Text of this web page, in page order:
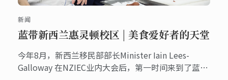
新闻
蓝带新西兰惠灵顿校区 | 美食爱好者的天堂
今年8月，新西兰移民部部长Minister Iain Lees-
Galloway 在NZIEC业内大会后，第一时间来到了蓝带